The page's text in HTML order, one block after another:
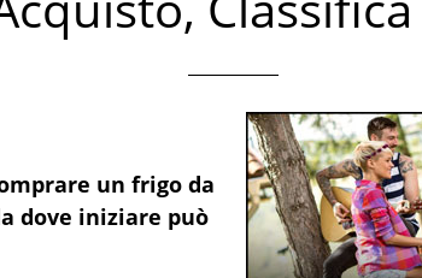
un frigo da
dove iniziare può